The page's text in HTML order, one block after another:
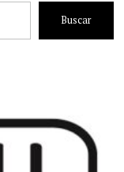
Buscar